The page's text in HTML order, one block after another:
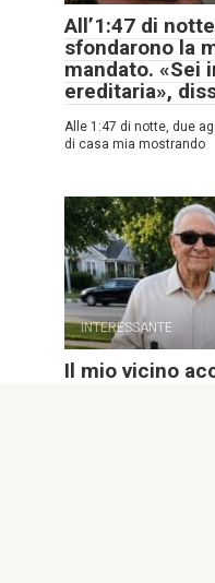
All’1:47 di
sfondarono la
mandato. «Sei
ereditaria»,
Alle 1:47 di notte, due
di casa mia mostrando
INTERESSANTE
Il mio vicino